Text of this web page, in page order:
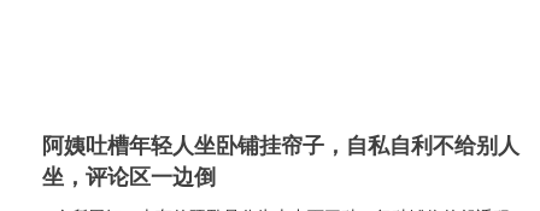
阿姨吐槽年轻人坐卧铺挂帘子，自私自利不给别人
坐，评论区一边倒